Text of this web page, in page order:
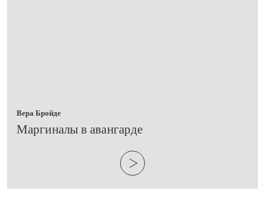
Вера Бройде
​Маргиналы в авангарде